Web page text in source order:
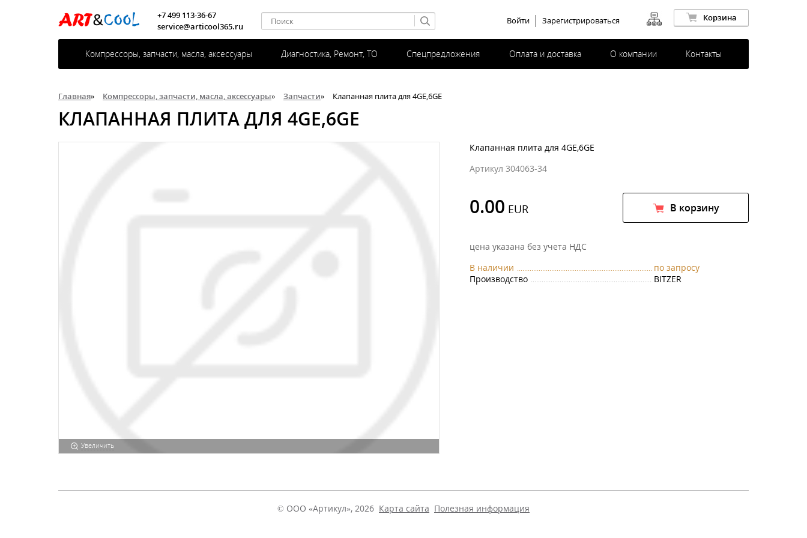
Компрессоры, запчасти, масла, аксессуары Диагностика, Ремонт, ТО Спецпредложения Оплата и доставка О компании Контакты
Корзина
Войти Зарегистрироваться
+7 499 113-36-67
service@articool365.ru
Главная» Компрессоры, запчасти, масла, аксессуары» Запчасти» Клапанная плита для 4GE,6GE
КЛАПАННАЯ ПЛИТА ДЛЯ 4GE,6GE
Увеличить
Клапанная плита для 4GE,6GE
Артикул 304063-34
0.00 В корзину
цена указана без учета НДС
В наличии
по запросу
Производство
BITZER
© ООО «Артикул», 2026 Карта сайта Полезная информация